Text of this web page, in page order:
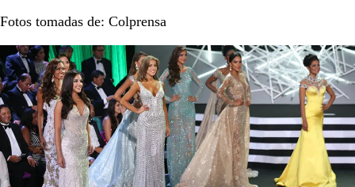
Fotos tomadas de: Colprensa